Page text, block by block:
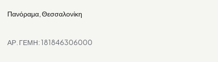
Πανόραμα, Θεσσαλονίκη
ΑΡ. ΓΕΜΗ: 181846306000